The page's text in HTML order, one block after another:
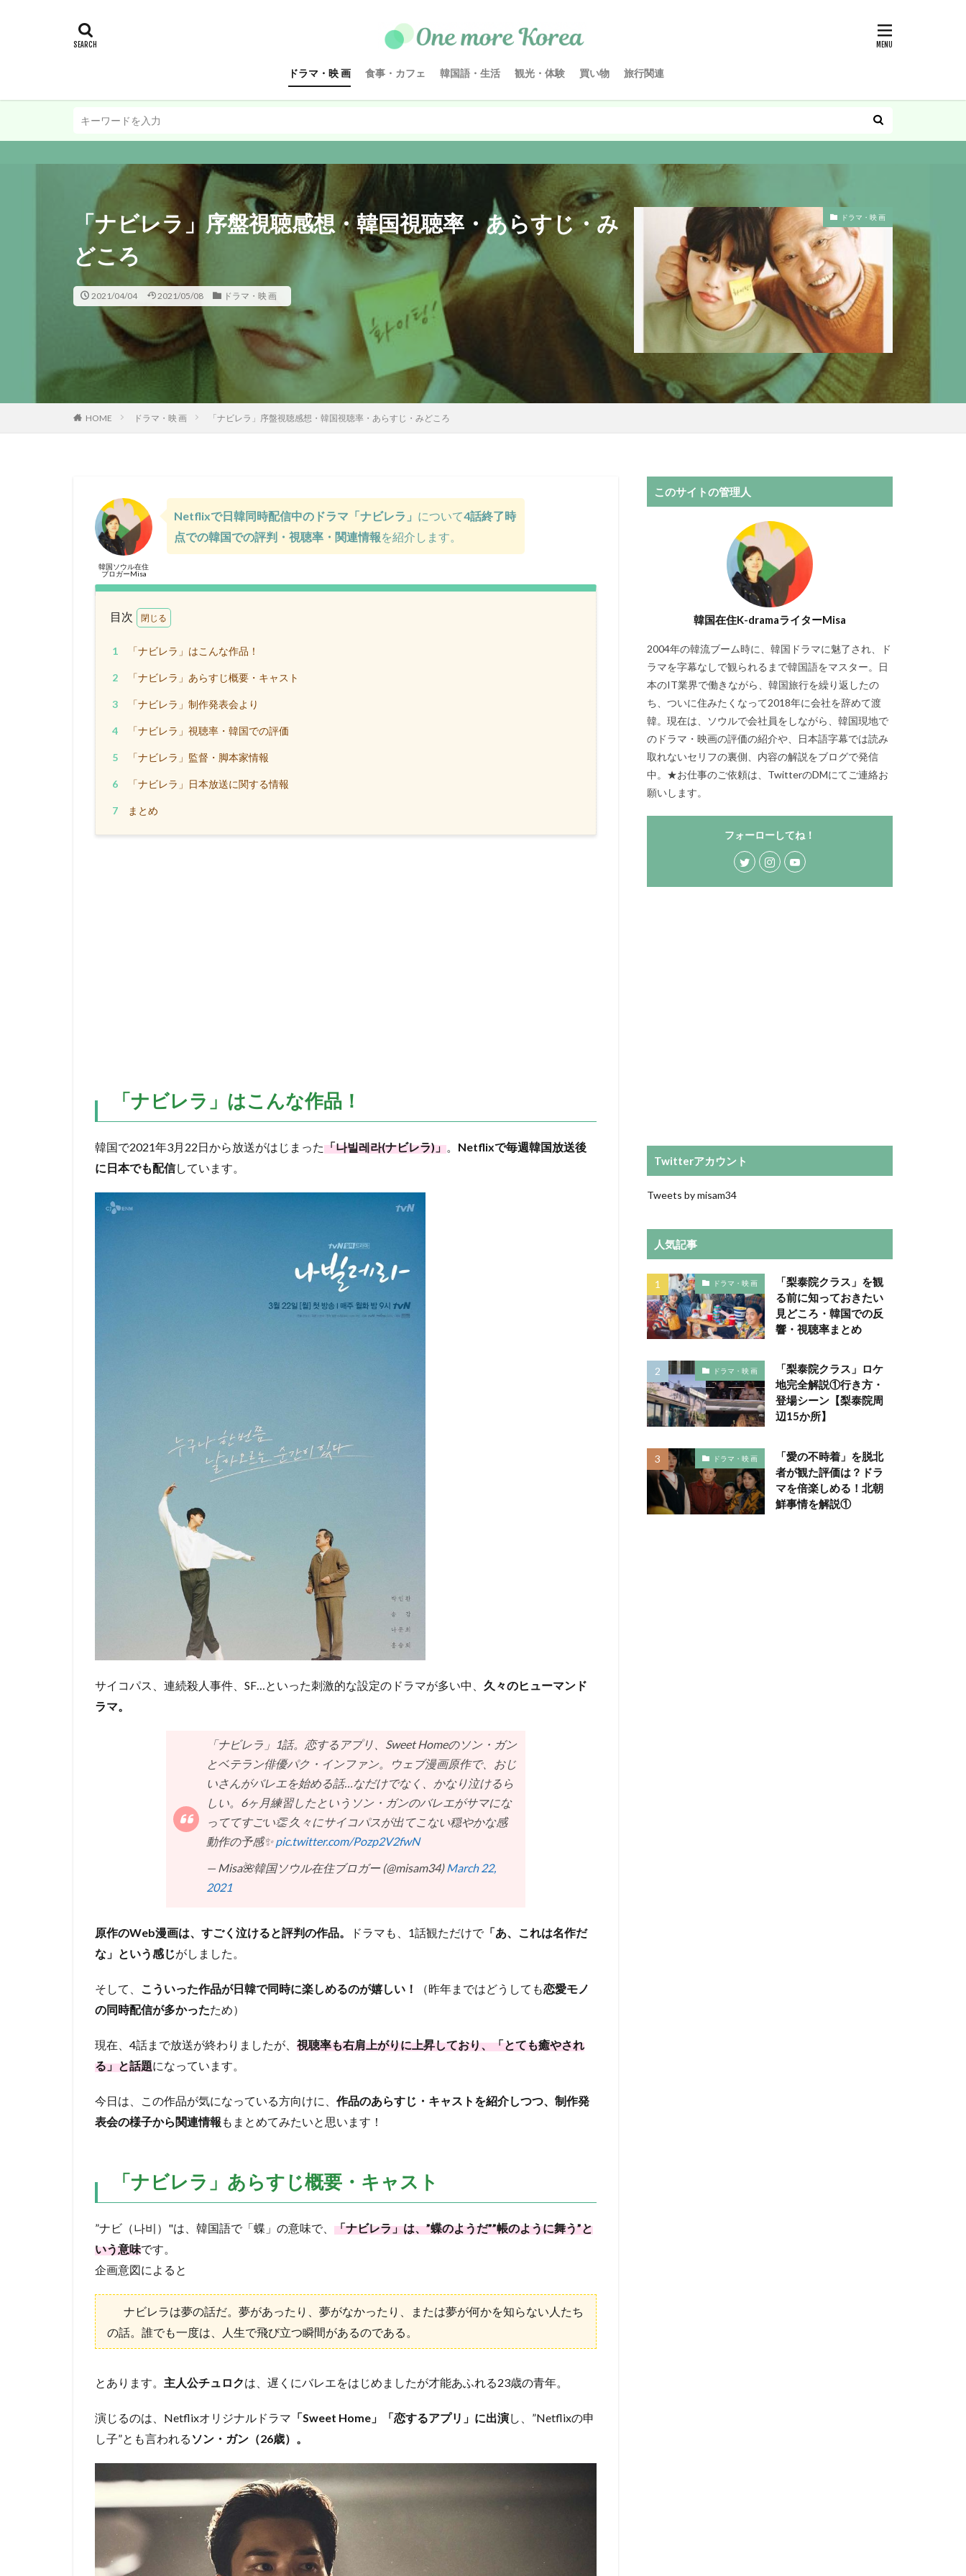
ドラマ・映 画 食事・カフェ 韓国語・生活 観光・体験 買い物 旅行関連
「ナビレラ」序盤視聴感想・韓国視聴率・あらすじ・み
どころ
2021/04/04 2021/05/08 ドラマ・映 画
ドラマ・映 画
HOME ドラマ・映 画 「ナビレラ」序盤視聴感想・韓国視聴率・あらすじ・みどころ
韓国ソウル在住
ブロガーMisa
Netflixで日韓同時配信中のドラマ「ナビレラ」 について4話終了時
点での韓国での評判・視聴率・関連情報を紹介します。
目次
1 「ナビレラ」はこんな作品！
2 「ナビレラ」あらすじ概要・キャスト
3 「ナビレラ」制作発表会より
4 「ナビレラ」視聴率・韓国での評価
5 「ナビレラ」監督・脚本家情報
6 「ナビレラ」日本放送に関する情報
7 まとめ
「ナビレラ」はこんな作品！
韓国で2021年3月22日から放送がはじまった「나빌레라(ナビレラ)」
Netflixで毎週韓国放送後
に日本でも配信しています。
サイコパス、連続殺人事件、SF…といった刺激的な設定のドラマが多い中、 久々のヒューマンド
ラマ。
「ナビレラ」1話。恋するアプリ、Sweet Homeのソン・ガン
とベテラン俳優パク・インファン。ウェブ漫画原作で、おじ
いさんがバレエを始める話…なだけでなく、かなり泣けるら
しい。6ヶ月練習したというソン・ガンのバレエがサマにな
っててすごい👏 久々にサイコパスが出てこない穏やかな感
動作の予感✨pic.twitter.com/Pozp2V2fwN
— Misa🌺韓国ソウル在住ブロガー (@misam34)March 22,
2021
原作のWeb漫画は、すごく泣けると評判の作品。 ドラマも、1話観ただけで「あ、これは名作だ
な」という感じがしました。
そして、 こういった作品が日韓で同時に楽しめるのが嬉しい！ （昨年まではどうしても恋愛モノ
の同時配信が多かったため）
現在、4話まで放送が終わりましたが、 視聴率も右肩上がりに上昇しており、「とても癒やされ
る」と話題になっています。
今日は、この作品が気になっている方向けに、 作品のあらすじ・キャストを紹介しつつ、制作発
表会の様子から関連情報 もまとめてみたいと思います！
「ナビレラ」あらすじ概要・キャスト
”ナビ（나비）"は、韓国語で「蝶」の意味で、 「ナビレラ」は、”蝶のようだ””帳のように舞う”と
いう意味です。
企画意図によると
ナビレラは夢の話だ。夢があったり、夢がなかったり、または夢が何かを知らない人たち
の話。誰でも一度は、人生で飛び立つ瞬間があるのである。
とあります。 主人公チュロクは、遅くにバレエをはじめましたが才能あふれる23歳の青年。
演じるのは、Netflixオリジナルドラマ 「Sweet Home」「恋するアプリ」に出演し、”Netflixの申
し子”とも言われる ソン・ガン（26歳）。
このサイトの管理人
韓国在住K-dramaライターMisa
2004年の韓流ブーム時に、韓国ドラマに魅了され、ド
ラマを字幕なしで観られるまで韓国語をマスター。日
本のIT業界で働きながら、韓国旅行を繰り返したの
ち、ついに住みたくなって2018年に会社を辞めて渡
韓。現在は、ソウルで会社員をしながら、韓国現地で
のドラマ・映画の評価の紹介や、日本語字幕では読み
取れないセリフの裏側、内容の解説をブログで発信
中。★お仕事のご依頼は、TwitterのDMにてご連絡お
願いします。
フォーローしてね！
Twitterアカウント
Tweets by misam34
人気記事
ドラマ・映 画
「梨泰院クラス」を観
る前に知っておきたい
見どころ・韓国での反
響・視聴率まとめ
ドラマ・映 画
「梨泰院クラス」ロケ
地完全解説①行き方・
登場シーン【梨泰院周
辺15か所】
ドラマ・映 画
「愛の不時着」を脱北
者が観た評価は？ドラ
マを倍楽しめる！北朝
鮮事情を解説①